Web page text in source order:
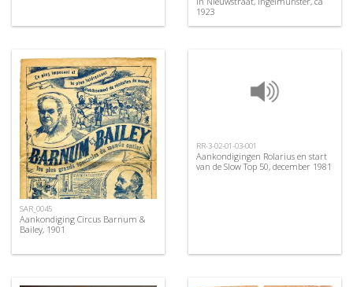
1923
SAR_0045
Aankondiging Circus Barnum &
Bailey, 1901
RR-3-02-01-03-001
Aankondigingen Rolarius en start
van de Slow Top 50, december 1981